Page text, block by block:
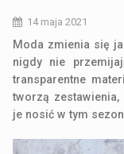
14 maja 2021
Moda zmienia się
nigdy nie
transparentne
tworzą
je nosić w tym